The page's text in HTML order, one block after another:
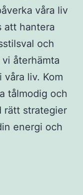
våra liv
att hantera
och
återhämta
våra liv. Kom
tålmodig och
rätt strategier
energi och